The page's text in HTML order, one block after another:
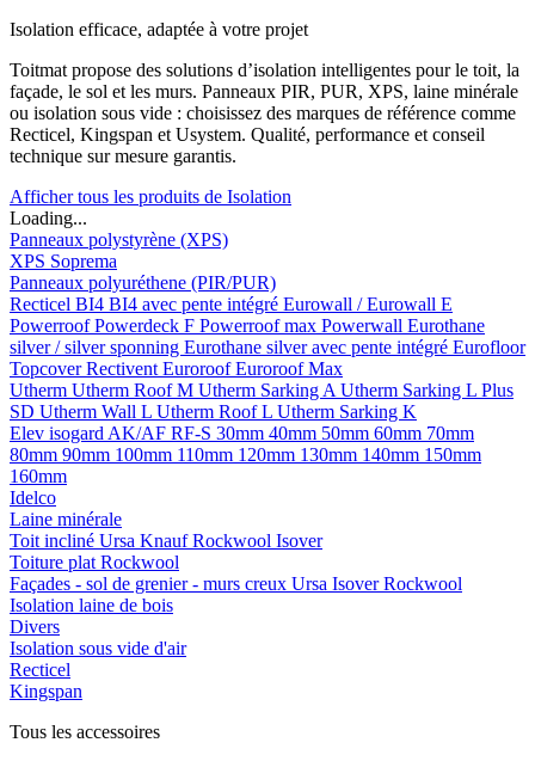
Isolation efficace, adaptée à votre projet
Toitmat propose des solutions d’isolation intelligentes pour le toit, la
façade, le sol et les murs. Panneaux PIR, PUR, XPS, laine minérale
ou isolation sous vide : choisissez des marques de référence comme
Recticel, Kingspan et Usystem. Qualité, performance et conseil
technique sur mesure garantis.
Afficher tous les produits de Isolation
Loading...
Panneaux polystyrène (XPS)
XPS Soprema
Panneaux polyuréthene (PIR/PUR)
Recticel BI4 BI4 avec pente intégré Eurowall / Eurowall E
PowerroofPowerdeck F Powerroof max Powerwall Eurothane
silver / silver sponning Eurothane silver avec pente intégré Eurofloor
TopcoverRectivent EuroroofEuroroof Max
Utherm Utherm Roof M Utherm Sarking A Utherm Sarking L Plus
SD Utherm Wall L Utherm Roof L Utherm Sarking K
Elev isogard AK/AF RF-S 30mm 40mm 50mm 60mm 70mm
80mm 90mm 100mm 110mm 120mm 130mm 140mm 150mm
160mm
Idelco
Laine minérale
Toit incliné Ursa KnaufRockwool Isover
Toiture plat Rockwool
Façades - sol de grenier - murs creux Ursa IsoverRockwool
Isolation laine de bois
Divers
Isolation sous vide d'air
Recticel
Kingspan
Tous les accessoires